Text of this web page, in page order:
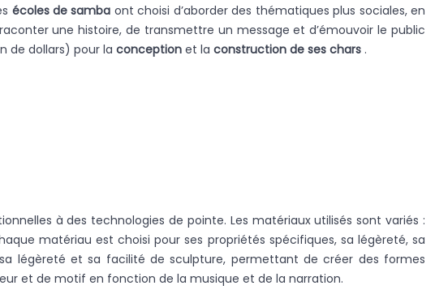
écoles de samba ont choisi d’aborder des thématiques plus sociales, en
une histoire, de transmettre un message et d’émouvoir le public
de dollars) pour la conception et la construction de ses chars .
à des technologies de pointe. Les matériaux utilisés sont variés :
matériau est choisi pour ses propriétés spécifiques, sa légèreté, sa
légèreté et sa facilité de sculpture, permettant de créer des formes
et de motif en fonction de la musique et de la narration.